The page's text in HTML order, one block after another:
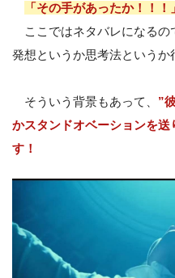
「その手があったか！！！
ここではネタバレになるの
発想というか思考法という
そういう背景もあって、 ”
かスタンドオベーションを送
す！